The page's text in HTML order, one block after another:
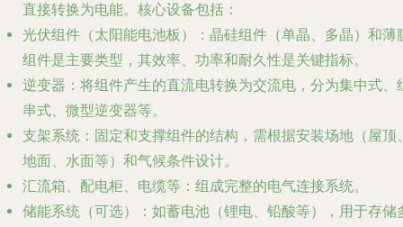
直接转换为电能。核心设备包括：
光伏组件（太阳能电池板）
：晶硅组件（单晶、多晶）和薄
组件是主要类型，其效率、功率和耐久性是关键指标。
逆变器 ：将组件产生的直流电转换为交流电，分为集中式、
串式、微型逆变器等。
支架系统 ：固定和支撑组件的结构，需根据安装场地（屋顶
地面、水面等）和气候条件设计。
汇流箱、配电柜、电缆等 ：组成完整的电气连接系统。
储能系统（可选）
：如蓄电池（锂电、铅酸等），用于存储